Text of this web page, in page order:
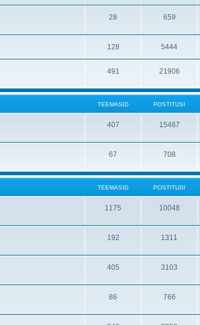
28 659
128 5444
491 21906
TEEMASID POSTITUSI
407 15487
67 708
TEEMASID POSTITUSI
1175 10048
192 1311
405 3103
86 766